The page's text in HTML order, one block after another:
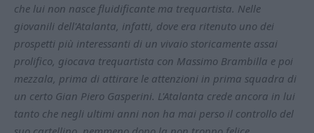
che lui non nasce fluidificante ma trequartista. Nelle
giovanili dell'Atalanta, infatti, dove era ritenuto uno dei
prospetti più interessanti di un vivaio storicamente assai
prolifico, giocava trequartista con Massimo Brambilla e poi
mezzala, prima di attirare le attenzioni in prima squadra di
un certo Gian Piero Gasperini. L'Atalanta crede ancora in lui
tanto che negli ultimi anni non ha mai perso il controllo del